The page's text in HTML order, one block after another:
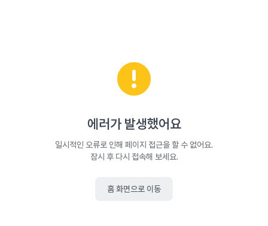
에러가 발생했어요
일시적인 오류로 인해 페이지 접근을 할 수 없어요.
잠시 후 다시 접속해 보세요.
홈 화면으로 이동